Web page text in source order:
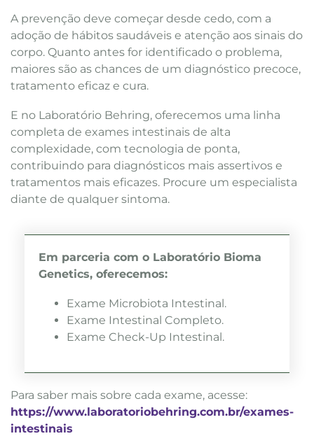
A prevenção deve começar desde cedo, com a
adoção de hábitos saudáveis e atenção aos sinais do
corpo. Quanto antes for identificado o problema,
maiores são as chances de um diagnóstico precoce,
tratamento eficaz e cura.
E no Laboratório Behring, oferecemos uma linha
completa de exames intestinais de alta
complexidade, com tecnologia de ponta,
contribuindo para diagnósticos mais assertivos e
tratamentos mais eficazes. Procure um especialista
diante de qualquer sintoma.
Em parceria com o Laboratório Bioma
Genetics, oferecemos:
Exame Microbiota Intestinal.
Exame Intestinal Completo.
Exame Check-Up Intestinal.
Para saber mais sobre cada exame, acesse:
https://www.laboratoriobehring.com.br/exames-
intestinais